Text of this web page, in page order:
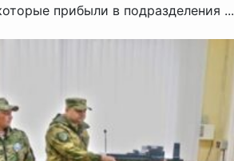
прибыли в подразделения ...